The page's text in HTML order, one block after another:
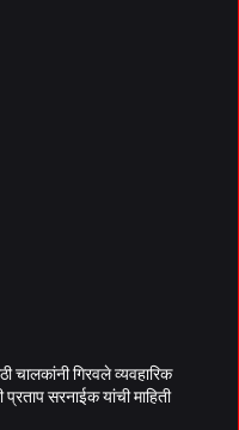
चालकांनी गिरवले व्यवहारिक
सरनाईक यांची माहिती